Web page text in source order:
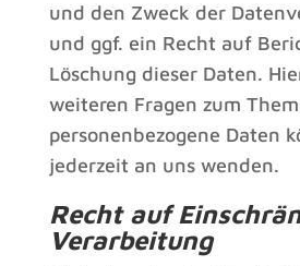
und den Zweck der
und ggf. ein Recht auf
Löschung dieser Daten.
weiteren Fragen zum
personenbezogene Daten
jederzeit an uns wenden.
Recht auf
Verarbeitung